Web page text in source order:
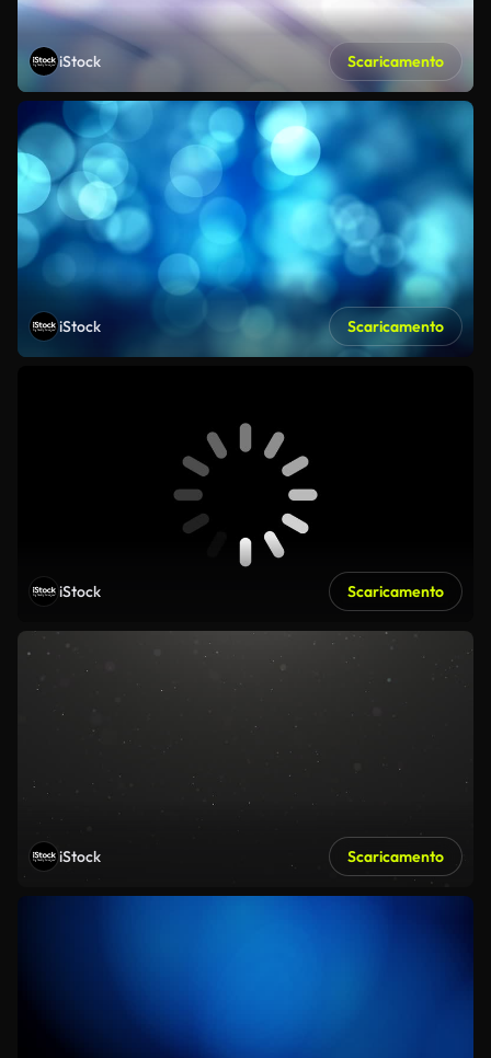
iStock Scaricamento
iStock Scaricamento
iStock Scaricamento
iStock Scaricamento